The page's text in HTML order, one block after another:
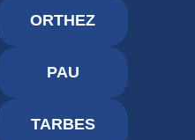
ORTHEZ
PAU
TARBES